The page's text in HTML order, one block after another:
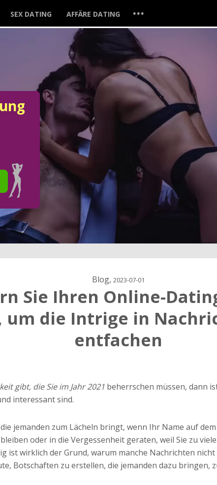
SEX DATING AFFÄRE DATING ...
Blog, 2023-07-01
Sie Ihren Online-
um die Intrige in
entfachen
gibt, die Sie im Jahr 2021beherrschen müssen, dann
interessant sind.
jemanden zum Lächeln bringt, wenn Ihr Name auf
oder in die Vergessenheit geraten, weil Sie zu
ist wirklich der Grund, warum manche Nachrichten
Botschaften zu erstellen, die jemanden dazu bringen,